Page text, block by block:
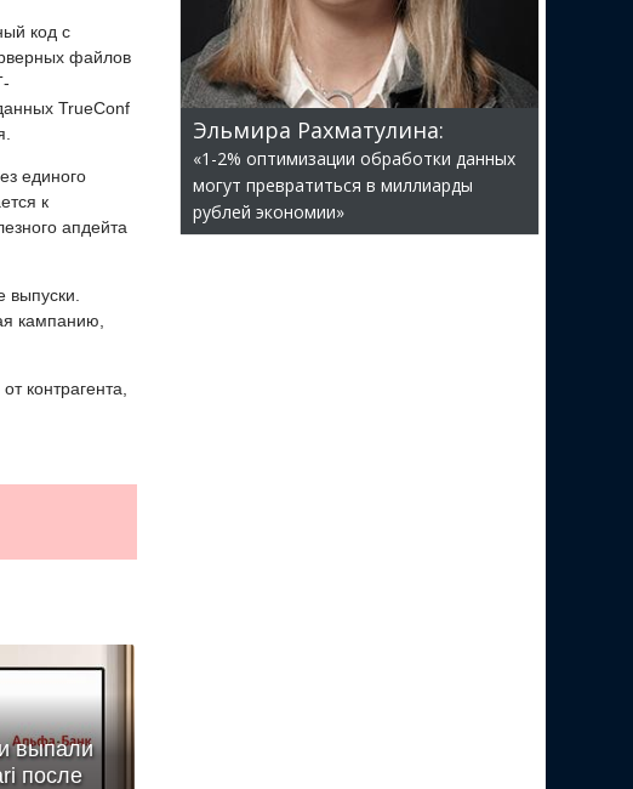
код с
файлов
TrueConf
единого
к
апдейта
кампанию,
контрагента,
выпали
после
Эльмира Рахматулина:
«1-2% оптимизации обработки данных
могут превратиться в миллиарды
рублей экономии»